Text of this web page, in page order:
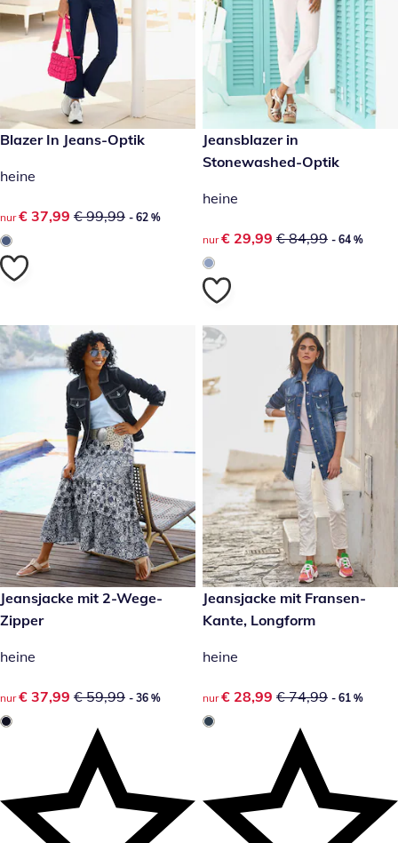
reduzierter Preis € 37,99, vorheriger Preis: € 99,99
- 62 %
Blazer In Jeans-Optik
heine
reduzierter Preis € 37,99, vorheriger Preis: € 99,99
nur € 37,99 € 99,99 - 62 %
reduzierter Preis € 29,99,
- 64 %
Jeansblazer in
Stonewashed-Optik
heine
reduzierter Preis € 29,99,
nur € 29,99 € 84,99 - 64 %
reduzierter Preis € 37,99, vorheriger Preis: € 59,99
- 36 %
Jeansjacke mit 2-Wege-
Zipper
heine
reduzierter Preis € 37,99, vorheriger Preis: € 59,99
nur € 37,99 € 59,99 - 36 %
reduzierter Preis € 28,99,
- 61 %
Jeansjacke mit Fransen-
Kante, Longform
heine
reduzierter Preis € 28,99,
nur € 28,99 € 74,99 - 61 %